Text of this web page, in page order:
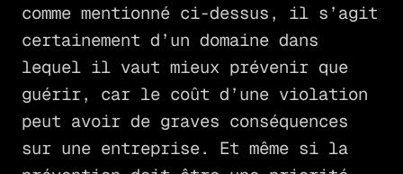
comme mentionné ci-dessus, il s’agit
certainement d’un domaine dans
lequel il vaut mieux prévenir que
guérir, car le coût d’une violation
peut avoir de graves conséquences
sur une entreprise. Et même si la